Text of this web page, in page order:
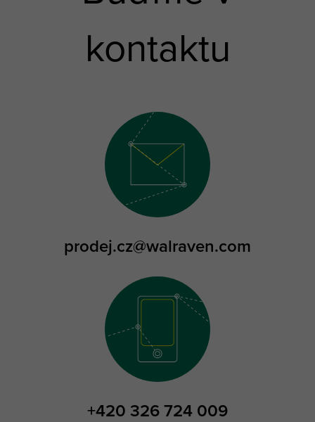
kontaktu
prodej.cz@walraven.com
+420 326 724 009